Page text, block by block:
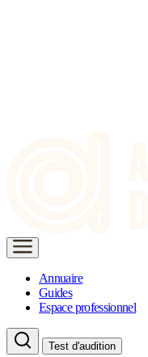
Annuaire
Guides
Espace professionnel
Test d'audition